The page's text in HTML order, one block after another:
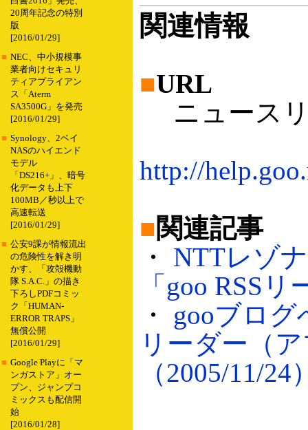
20周年記念の特別
版
[2016/01/29]
■ NEC、中小規模事
業者向けセキュリ
ティアプライアン
ス「Aterm
SA3500G」を発売
[2016/01/29]
■ Synology、2ベイ
NASのハイエンド
モデル
「DS216+」、暗号
化データも上下
100MB／秒以上で
高速転送
[2016/01/29]
■ 公安9課が情報流出
の危険性を解き明
かす、「攻殻機動
隊 S.A.C.」の描き
下ろしPDFコミッ
ク「HUMAN-
ERROR TRAPS」
無償公開
[2016/01/29]
■ Google Playに「マ
ンガストア」オー
プン、ジャンプコ
ミックスも配信開
始
[2016/01/28]
関連情報
■URL
ニュース
http://
■関連記事
・ NTTレゾ
「goo RSS
・ gooブログ
リーダー（
（2005/11/24